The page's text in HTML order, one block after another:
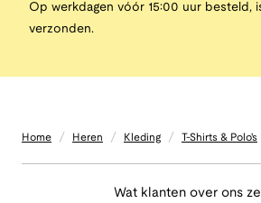
Op werkdagen vóór 15:00 uur besteld,
verzonden.
Home / Heren / Kleding / T-Shirts & Polo's
Wat klanten over ons